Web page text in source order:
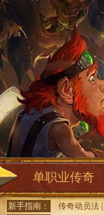
单职业传奇
新手指南： 传奇动员法